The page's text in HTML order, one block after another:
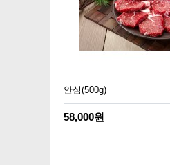
안심(500g)
58,000원